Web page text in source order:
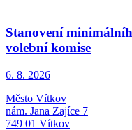
Stanovení
volební komise
6. 8. 2026
Město Vítkov
nám. Jana Zajíce 7
749 01 Vítkov